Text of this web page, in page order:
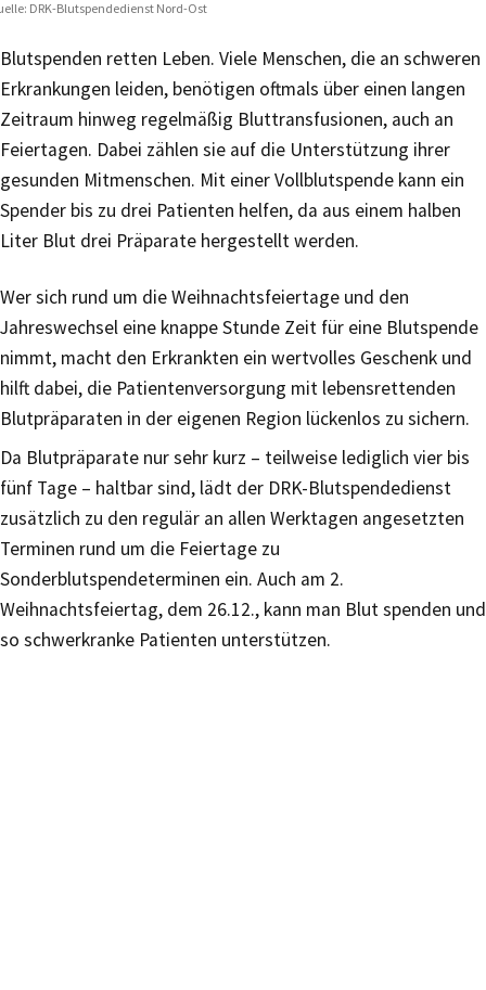
DRK-Blutspendedienst Nord-Ost
Blutspenden retten Leben. Viele Menschen, die an schweren
Erkrankungen leiden, benötigen oftmals über einen langen
Zeitraum hinweg regelmäßig Bluttransfusionen, auch an
Feiertagen. Dabei zählen sie auf die Unterstützung ihrer
gesunden Mitmenschen. Mit einer Vollblutspende kann ein
Spender bis zu drei Patienten helfen, da aus einem halben
Liter Blut drei Präparate hergestellt werden.
Wer sich rund um die Weihnachtsfeiertage und den
Jahreswechsel eine knappe Stunde Zeit für eine Blutspende
nimmt, macht den Erkrankten ein wertvolles Geschenk und
hilft dabei, die Patientenversorgung mit lebensrettenden
Blutpräparaten in der eigenen Region lückenlos zu sichern.
Da Blutpräparate nur sehr kurz – teilweise lediglich vier bis
fünf Tage – haltbar sind, lädt der DRK-Blutspendedienst
zusätzlich zu den regulär an allen Werktagen angesetzten
Terminen rund um die Feiertage zu
Sonderblutspendeterminen ein. Auch am 2.
Weihnachtsfeiertag, dem 26.12., kann man Blut spenden und
so schwerkranke Patienten unterstützen.